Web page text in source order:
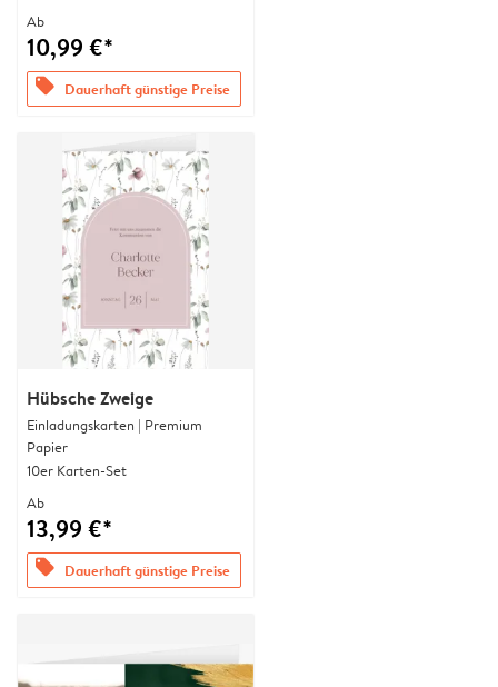
Ab
10,99 €*
offers Dauerhaft günstige Preise
Hübsche Zweige
Einladungskarten | Premium
Papier
10er Karten-Set
Ab
13,99 €*
offers Dauerhaft günstige Preise